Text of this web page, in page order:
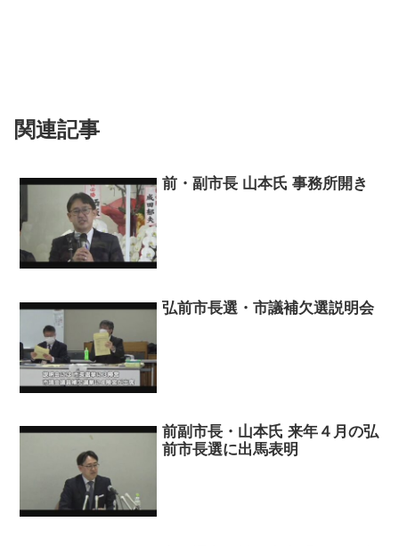
関連記事
前・副市長 山本氏 事務所開き
弘前市長選・市議補欠選説明会
前副市長・山本氏 来年４月の弘
前市長選に出馬表明